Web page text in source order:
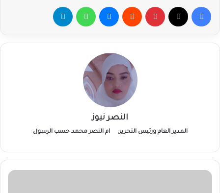
فيسبوك بينتيريست ماسنجر واتساب
النصر نيوز
المدير العام ورئيس التحرير: ام النصر محمد حسب الرسول
اتحاد